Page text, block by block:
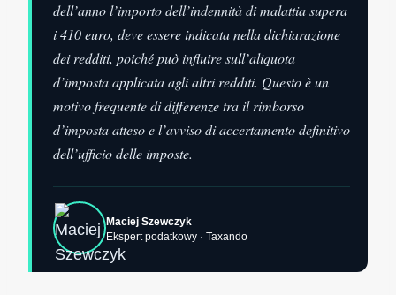
dell’anno l’importo dell’indennità di malattia supera
i 410 euro, deve essere indicata nella dichiarazione
dei redditi, poiché può influire sull’aliquota
d’imposta applicata agli altri redditi. Questo è un
motivo frequente di differenze tra il rimborso
d’imposta atteso e l’avviso di accertamento definitivo
dell’ufficio delle imposte.
Maciej Szewczyk
Ekspert podatkowy · Taxando